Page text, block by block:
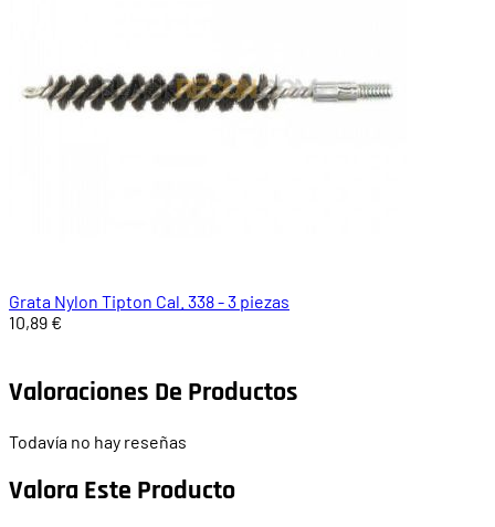
Grata Nylon Tipton Cal. 338 - 3 piezas
10,89 €
Valoraciones De Productos
Todavía no hay reseñas
Valora Este Producto